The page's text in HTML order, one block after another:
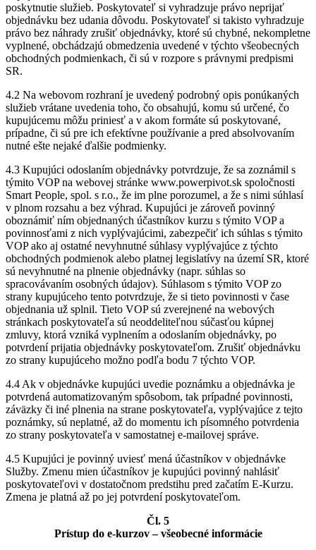
poskytnutie služieb. Poskytovateľ si vyhradzuje právo neprijať
objednávku bez udania dôvodu. Poskytovateľ si takisto vyhradzuje
právo bez náhrady zrušiť objednávky, ktoré sú chybné, nekompletne
vyplnené, obchádzajú obmedzenia uvedené v týchto všeobecných
obchodných podmienkach, či sú v rozpore s právnymi predpismi
SR.
4.2 Na webovom rozhraní je uvedený podrobný opis ponúkaných
služieb vrátane uvedenia toho, čo obsahujú, komu sú určené, čo
kupujúcemu môžu priniesť a v akom formáte sú poskytované,
prípadne, či sú pre ich efektívne používanie a pred absolvovaním
nutné ešte nejaké ďalšie podmienky.
4.3 Kupujúci odoslaním objednávky potvrdzuje, že sa zoznámil s
týmito VOP na webovej stránke www.powerpivot.sk spoločnosti
Smart People, spol. s r.o., že im plne porozumel, a že s nimi súhlasí
v plnom rozsahu a bez výhrad. Kupujúci je zároveň povinný
oboznámiť ním objednaných účastníkov kurzu s týmito VOP a
povinnosťami z nich vyplývajúcimi, zabezpečiť ich súhlas s týmito
VOP ako aj ostatné nevyhnutné súhlasy vyplývajúce z týchto
obchodných podmienok alebo platnej legislatívy na území SR, ktoré
sú nevyhnutné na plnenie objednávky (napr. súhlas so
spracovávaním osobných údajov). Súhlasom s týmito VOP zo
strany kupujúceho tento potvrdzuje, že si tieto povinnosti v čase
objednania už splnil. Tieto VOP sú zverejnené na webových
stránkach poskytovateľa sú neoddeliteľnou súčasťou kúpnej
zmluvy, ktorá vzniká vyplnením a odoslaním objednávky, po
potvrdení prijatia objednávky poskytovateľom. Zrušiť objednávku
zo strany kupujúceho možno podľa bodu 7 týchto VOP.
4.4 Ak v objednávke kupujúci uvedie poznámku a objednávka je
potvrdená automatizovaným spôsobom, tak prípadné povinnosti,
záväzky či iné plnenia na strane poskytovateľa, vyplývajúce z tejto
poznámky, sú neplatné, až do momentu ich písomného potvrdenia
zo strany poskytovateľa v samostatnej e-mailovej správe.
4.5 Kupujúci je povinný uviesť mená účastníkov v objednávke
Služby. Zmenu mien účastníkov je kupujúci povinný nahlásiť
poskytovateľovi v dostatočnom predstihu pred začatím E-Kurzu.
Zmena je platná až po jej potvrdení poskytovateľom.
Čl. 5
Prístup do e-kurzov – všeobecné informácie